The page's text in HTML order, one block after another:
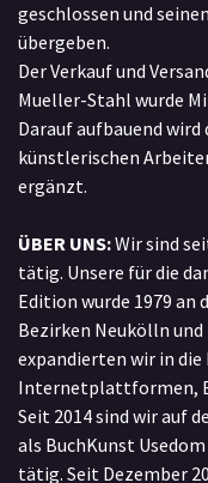
geschlossen und
übergeben.
Der Verkauf und
Mueller-Stahl wurde
Darauf aufbauend
künstlerischen
ergänzt.
ÜBER UNS:Wir sind
tätig. Unsere für die
Edition wurde 1979 an
Bezirken Neukölln
expandierten wir in
Internetplattformen,
Seit 2014 sind wir auf
als BuchKunst
tätig. Seit Dezember